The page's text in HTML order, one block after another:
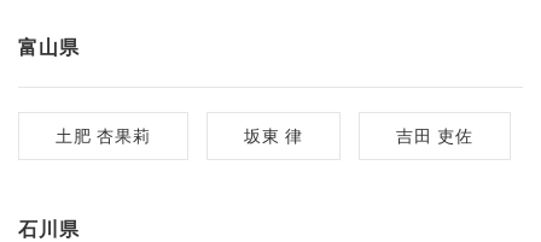
富山県
土肥 杏果莉 坂東 律 吉田 吏佐
石川県